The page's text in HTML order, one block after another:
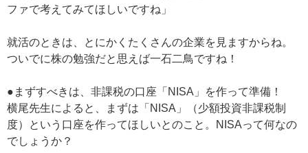
ファで考えてみてほしいですね」
就活のときは、とにかくたくさんの企業を見ますからね。
ついでに株の勉強だと思えば一石二鳥ですね！
●まずすべきは、非課税の口座「NISA」を作って準備！
横尾先生によると、まずは「NISA」（少額投資非課税制
度）という口座を作ってほしいとのこと。NISAって何なの
でしょうか？